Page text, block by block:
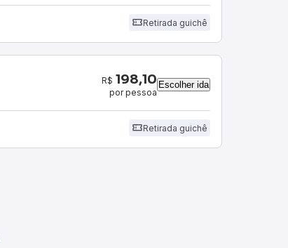
Retirada guichê
R$ 198,10
por pessoa
Escolher ida
Retirada guichê